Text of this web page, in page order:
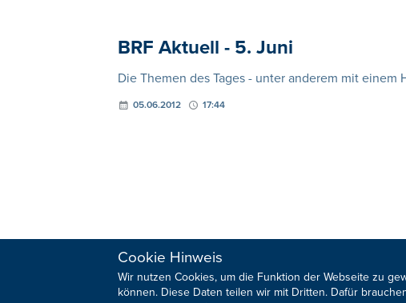
BRF Aktuell - 5. Juni
Die Themen des Tages - unter anderem mit
05.06.2012 17:44
Cookie Hinweis
Wir nutzen Cookies, um die Funktion der Webseite zu
können. Diese Daten teilen wir mit Dritten. Dafür